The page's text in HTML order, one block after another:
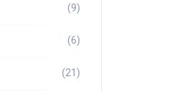
(9)
(6)
(21)